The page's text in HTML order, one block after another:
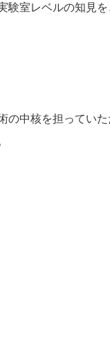
験室レベルの知見
の中核を担ってい